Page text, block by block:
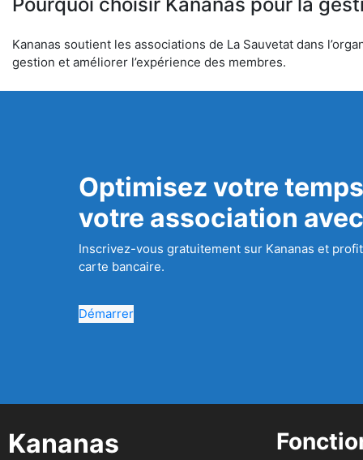
Kananas soutient les associations de La Sauvetat dans
gestion et améliorer l’expérience des membres.
Optimisez votre
votre association
Inscrivez-vous gratuitement sur Kananas et
carte bancaire.
Démarrer
Kananas